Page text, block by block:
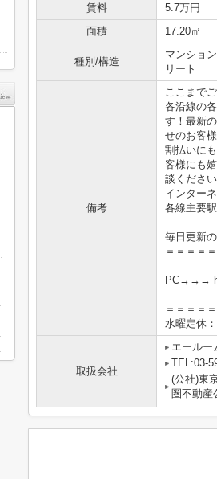
賃料 5.7万円
面積
17.20㎡
種別/構造
マンショ
リート
備考
ここまで
各沿線の
す！最新
せのお客
割払いに
客様にも
談くださ
インター
各線主要
毎日更新
＝＝＝＝
PC→→→
＝＝＝＝
水曜定休
取扱会社
エールー
TEL:03-
(公社)東
圏不動産